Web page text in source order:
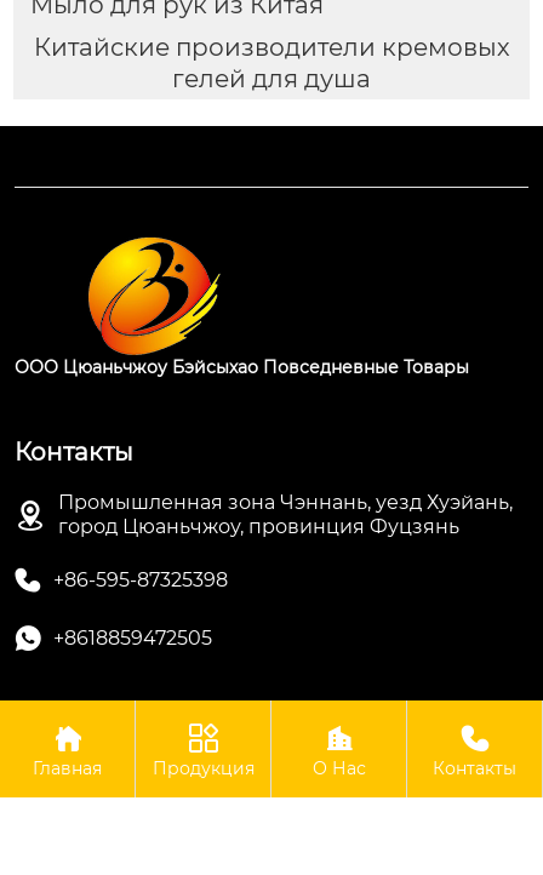
Китайские производители кремовых
гелей для душа
ООО Цюаньчжоу Бэйсыхао Повседневные Товары
Контакты

Промышленная зона Чэннань, уезд Хуэйань,
город Цюаньчжоу, провинция Фуцзянь
 +86-595-87325398
 +8618859472505
Авторские права © ООО Цюаньчжоу Бэйсыхао
Повседневные Товары

Главная

Продукция

О Нас

Контакты